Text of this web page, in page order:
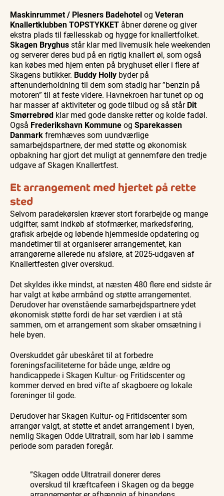
Maskinrummet / Plesners Badehotelog Veteran
Knallertklubben TOPSTYKKET åbner dørene og giver
ekstra plads til fællesskab og hygge for knallertfolket.
Skagen Bryghusstår klar med livemusik hele weekenden
og serverer deres bud på en rigtig knallert øl, som også
kan købes med hjem enten på bryghuset eller i flere af
Skagens butikker. Buddy Holly byder på
aftenunderholdning til dem som stadig har ”benzin på
motoren” til at feste videre. Havnekroen har tunet op og
har masser af aktiviteter og gode tilbud og så stårDit
Smørrebrød klar med gode danske retter og kolde fadøl.
Også Frederikshavn Kommuneog Sparekassen
Danmarkfremhæves som uundværlige
samarbejdspartnere, der med støtte og økonomisk
opbakning har gjort det muligt at gennemføre den tredje
udgave af Skagen Knallertfest.
Et arrangement med hjertet på rette
sted
Selvom paradekørslen kræver stort forarbejde og mange
udgifter, samt indkøb af stofmærker, markedsføring,
grafisk arbejde og løbende hjemmeside opdatering og
mandetimer til at organiserer arrangementet, kan
arrangørerne allerede nu afsløre, at 2025-udgaven af
Knallertfesten giver overskud.
Det skyldes ikke mindst, at næsten 480 flere end sidste år
har valgt at købe armbånd og støtte arrangementet.
Derudover har ovenstående samarbejdspartnere ydet
økonomisk støtte fordi de har set værdien i at stå
sammen, om et arrangement som skaber omsætning i
hele byen.
Overskuddet går ubeskåret til at forbedre
foreningsfaciliteterne for både unge, ældre og
handicappede i Skagen Kultur- og Fritidscenter og
kommer derved en bred vifte af skagboere og lokale
foreninger til gode.
Derudover har Skagen Kultur- og Fritidscenter som
arrangør valgt, at støtte et andet arrangement i byen,
nemlig Skagen Odde Ultratrail, som har løb i samme
periode som paraden foregår.
”Skagen odde Ultratrail donerer deres
overskud til kræftcafeen i Skagen og da begge